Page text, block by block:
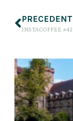
INSTACOFFEE #42